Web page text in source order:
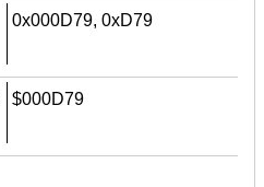
0x000D79, 0xD79
$000D79